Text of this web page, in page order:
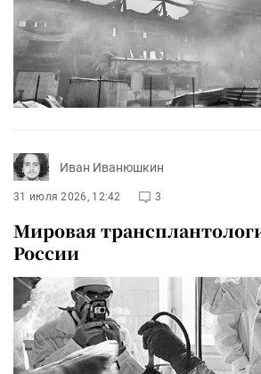
Иван Иванюшкин
31 июля 2026, 12:42 3
Мировая
России